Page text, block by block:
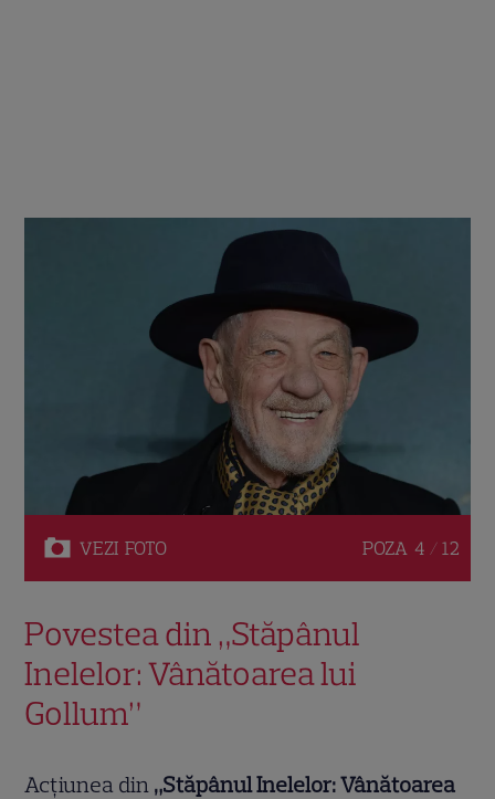
VEZI FOTO POZA 4 / 12
Povestea din „Stăpânul
Inelelor: Vânătoarea lui
Gollum”
Acțiunea din „Stăpânul Inelelor: Vânătoarea